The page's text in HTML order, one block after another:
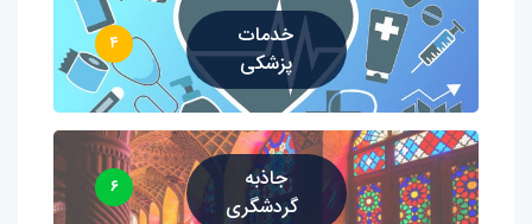
خدمات
پزشکی
۴
جاذبه
گردشگری
۶